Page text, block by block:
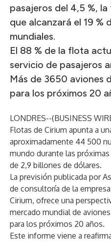
pasajeros del 4,5 %,
que alcanzará el 19 %
mundiales.
El 88 % de la flota
servicio de pasajeros
Más de 3650 aviones
para los próximos 20
LONDRES--(BUSINESS
Flotas de Cirium apunta a
aproximadamente 44 500
mundo durante las
de 2,9 billones de dólares.
La previsión publicada por
de consultoría de la
Cirium, ofrece una
mercado mundial de
para los próximos 20 años.
Este informe viene a